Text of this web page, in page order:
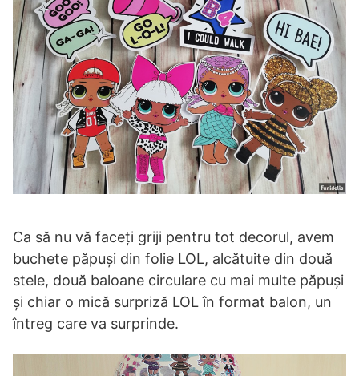
Ca să nu vă faceți griji pentru tot decorul, avem
buchete păpuși din folie LOL, alcătuite din două
stele, două baloane circulare cu mai multe păpuși
și chiar o mică surpriză LOL în format balon, un
întreg care va surprinde.